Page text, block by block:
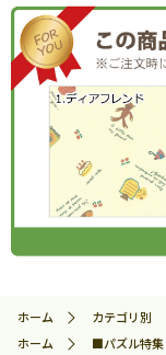
ホーム カテゴリ別
ホーム
■パズル特集